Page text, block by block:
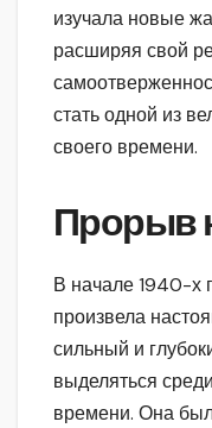
изучала новые
расширяя свой
стать одной из
своего времени.
Прорыв
В начале 1940-х
произвела
сильный и
выделяться
времени. Она